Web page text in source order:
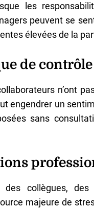
les
peuvent se
élevées de la
de contrôle
n’ont
engendrer un
sans
collègues,
majeure de